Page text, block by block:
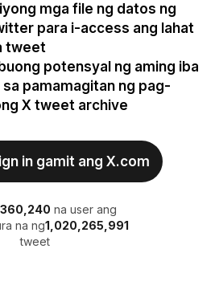
mga file ng datos ng
para i-access ang lahat
tweet
potensyal ng aming iba
pamamagitan ng pag-
X tweet archive
in gamit ang X.com
na user ang
na ng1,020,265,991
tweet